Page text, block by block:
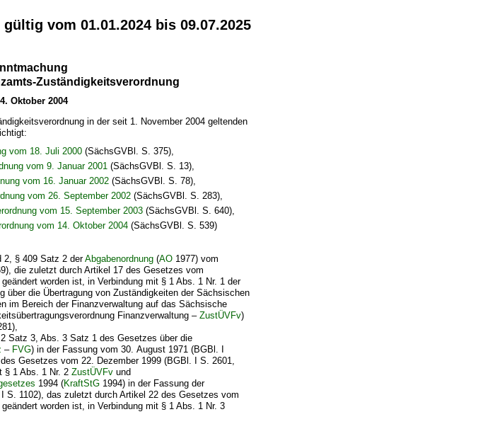
gültig vom 01.01.2024 bis 09.07.2025
Zuständigkeitsverordnung
Oktober 2004
in der seit 1. November 2004 geltenden
vom 18. Juli 2000(SächsGVBl. S. 375),
vom 9. Januar 2001(SächsGVBl. S. 13),
vom 16. Januar 2002(SächsGVBl. S. 78),
vom 26. September 2002(SächsGVBl. S. 283),
vom 15. September 2003(SächsGVBl. S. 640),
vom 14. Oktober 2004(SächsGVBl. S. 539)
2, § 409 Satz 2 derAbgabenordnung (AO 1977) vom
die zuletzt durch Artikel 17 des Gesetzes vom
worden ist, in Verbindung mit § 1 Abs. 1 Nr. 1 der
über die Übertragung von Zuständigkeiten der Sächsischen
im Bereich der Finanzverwaltung auf das Sächsische
Finanzverwaltung –ZustÜVFv)
Satz 3, Abs. 3 Satz 1 des Gesetzes über die
– FVG) in der Fassung vom 30. August 1971 (BGBl. I
Gesetzes vom 22. Dezember 1999 (BGBl. I S. 2601,
§ 1 Abs. 1 Nr. 2ZustÜVFv und
1994 (KraftStG 1994) in der Fassung der
S. 1102), das zuletzt durch Artikel 22 des Gesetzes vom
worden ist, in Verbindung mit § 1 Abs. 1 Nr. 3